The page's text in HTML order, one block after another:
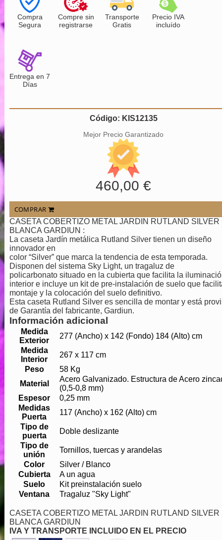
Compra
Segura
Compre sin
registrarse
Transporte
Gratis
Precio IVA
incluído
Entrega en 7
Días
Código: KIS12135
Mejor Precio Garantizado
460,00 €
COMPRAR
CASETA COBERTIZO METAL JARDIN RUTLAND SILVER
BLANCA GARDIUN :
La caseta Jardín metálica Rutland Silver tienen un diseño
innovador en
color “Silver” que marca la tendencia de esta temporada.
Disponen del sistema Sky Light, un tragaluz de
policarbonato situado en la cubierta que facilita la
interior e incluye un kit de pre-instalación de suelo que
montaje y la colocación del suelo definitivo.
Esta caseta Rutland Silver es sencilla de montar y está
de Garantía del fabricante, Gardiun.
Información adicional
Medida
Exterior
277 (Ancho) x 142 (Fondo) 184 (Alto) cm
Medida
Interior
267 x 117 cm
Peso
58 Kg
Material
Acero Galvanizado. Estructura de Acero
(0,5-0,8 mm)
Espesor
0,25 mm
Medidas
Puerta
117 (Ancho) x 162 (Alto) cm
Tipo de
puerta
Doble deslizante
Tipo de
unión
Tornillos, tuercas y arandelas
Color
Silver / Blanco
Cubierta
A un agua
Suelo
Kit preinstalación suelo
Ventana
Tragaluz "Sky Light"
CASETA COBERTIZO METAL JARDIN RUTLAND SILVER
BLANCA GARDIUN
IVA Y TRANSPORTE INCLUIDO EN EL PRECIO